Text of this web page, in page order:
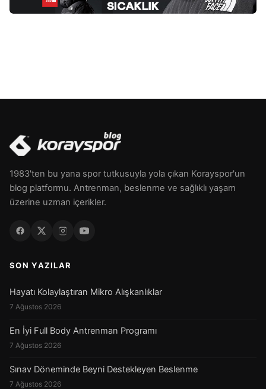
1983'ten bu yana spor tutkusuyla yola çıkan Korayspor'un
blog platformu. Antrenman, beslenme ve sağlıklı yaşam
üzerine uzman içerikler.
SON YAZILAR
Hayatı Kolaylaştıran Mikro Alışkanlıklar
7 Ağustos 2026
En İyi Full Body Antrenman Programı
7 Ağustos 2026
Sınav Döneminde Beyni Destekleyen Beslenme
7 Ağustos 2026